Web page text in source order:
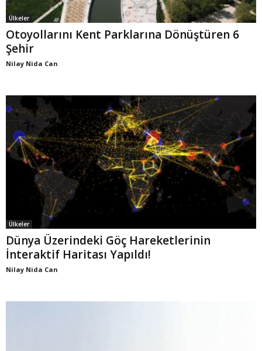
Ülkeler
Otoyollarını Kent Parklarına Dönüştüren 6
Şehir
Nilay Nida Can
Ülkeler
Dünya Üzerindeki Göç Hareketlerinin
İnteraktif Haritası Yapıldı!
Nilay Nida Can